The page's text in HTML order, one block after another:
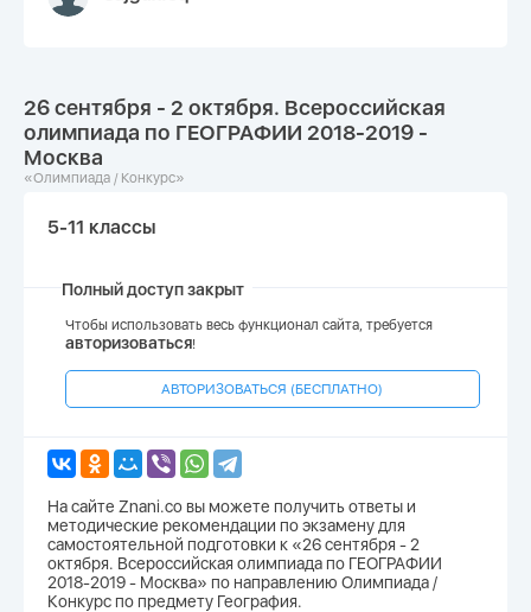
26 сентября - 2 октября. Всероссийская
олимпиада по ГЕОГРАФИИ 2018-2019 -
Москва
«Олимпиада / Конкурс»
5-11 классы
Полный доступ закрыт
Чтобы использовать весь функционал сайта, требуется
авторизоваться!
АВТОРИЗОВАТЬСЯ (БЕСПЛАТНО)
На сайте Znani.co вы можете получить ответы и
методические рекомендации по экзамену для
самостоятельной подготовки к «26 сентября - 2
октября. Всероссийская олимпиада по ГЕОГРАФИИ
2018-2019 - Москва» по направлению Олимпиада /
Конкурс по предмету География.